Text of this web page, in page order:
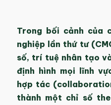
Trong bối cảnh của
nghiệp lần thứ tư
số, trí tuệ nhân tạo
định hình mọi lĩnh
hợp tác
thành một chỉ số